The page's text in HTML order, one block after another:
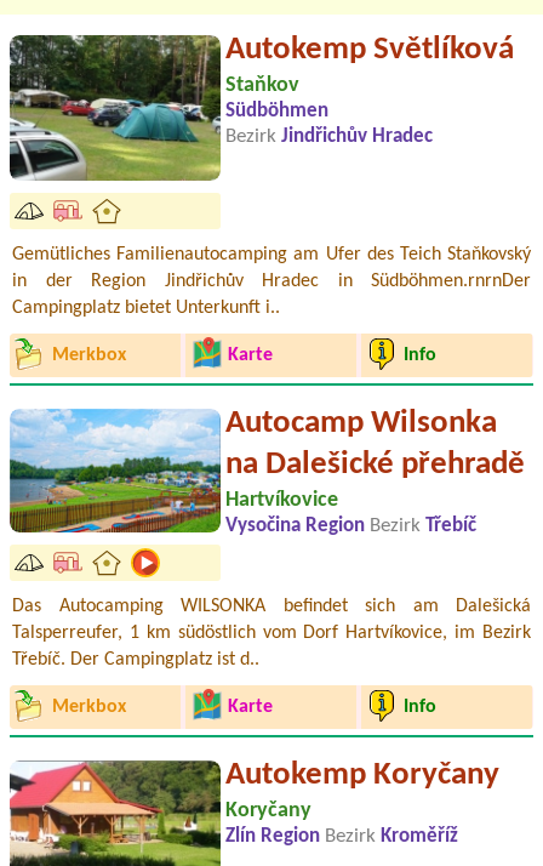
Autokemp Světlíková
Staňkov
Südböhmen
Bezirk Jindřichův Hradec
Gemütliches Familienautocamping am Ufer des Teich Staňkovský
in der Region Jindřichův Hradec in Südböhmen.rnrnDer
Campingplatz bietet Unterkunft i..
Merkbox Karte Info
Autocamp Wilsonka
na Dalešické přehradě
Hartvíkovice
Vysočina Region Bezirk Třebíč
Das Autocamping WILSONKA befindet sich am Dalešická
Talsperreufer, 1 km südöstlich vom Dorf Hartvíkovice, im Bezirk
Třebíč. Der Campingplatz ist d..
Merkbox Karte Info
Autokemp Koryčany
Koryčany
Zlín Region Bezirk Kroměříž